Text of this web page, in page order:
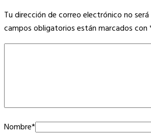
Tu dirección de correo electrónico no
campos obligatorios están marcados con
Nombre*